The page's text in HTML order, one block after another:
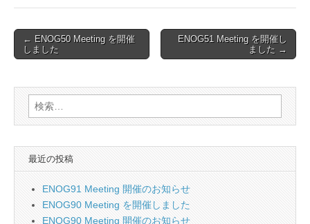
Post
navigation
← ENOG50 Meeting を開催
しました
ENOG51 Meeting を開催し
ました →
検
索:
最近の投稿
ENOG91 Meeting 開催のお知らせ
ENOG90 Meeting を開催しました
ENOG90 Meeting 開催のお知らせ